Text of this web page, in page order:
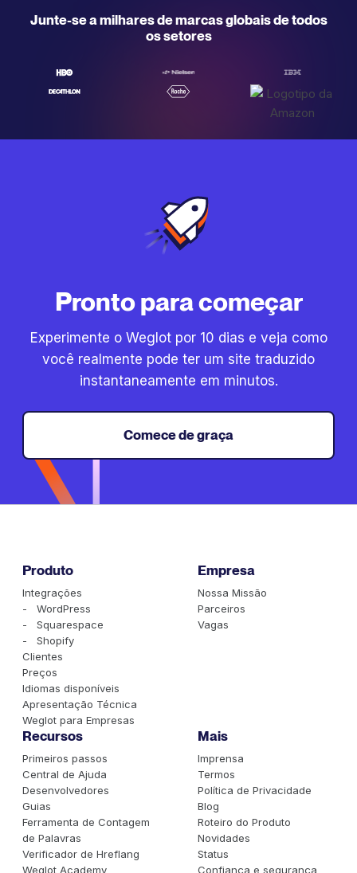
Junte-se a milhares de marcas globais de todos
os setores
Pronto para começar
Experimente o Weglot por 10 dias e veja como
você realmente pode ter um site traduzido
instantaneamente em minutos.
Comece de graça
Produto
Integrações
- WordPress
- Squarespace
- Shopify
Clientes
Preços
Idiomas disponíveis
Apresentação Técnica
Weglot para Empresas
Empresa
Nossa Missão
Parceiros
Vagas
Recursos
Primeiros passos
Central de Ajuda
Desenvolvedores
Guias
Ferramenta de Contagem
de Palavras
Verificador de Hreflang
Weglot Academy
Mais
Imprensa
Termos
Política de Privacidade
Blog
Roteiro do Produto
Novidades
Status
Confiança e segurança